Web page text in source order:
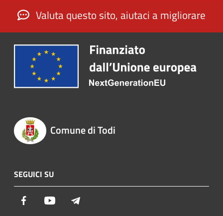
Valuta questo sito, aiutaci a migliorare
Comune di Todi
SEGUICI SU
Facebook Youtube